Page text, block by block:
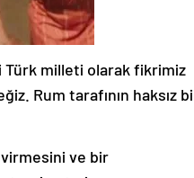
Rum tarafının haksız bir
tasvip etmiyoruz,